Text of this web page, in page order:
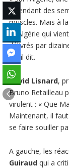
? Pendant des
muscles. Mais à
à l’Algérie qui
délivrés par
a-t-il dit.
David Lisnard,
Bruno Retailleau
virulent : « Que
Maintenant, il
se faire souiller
A gauche, les
Guiraudqui a